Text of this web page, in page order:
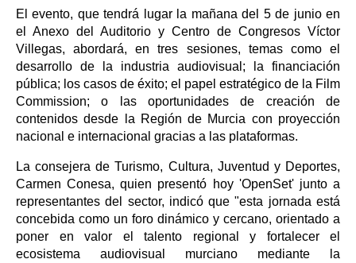
El evento, que tendrá lugar la mañana del 5 de junio en
el Anexo del Auditorio y Centro de Congresos Víctor
Villegas, abordará, en tres sesiones, temas como el
desarrollo de la industria audiovisual; la financiación
pública; los casos de éxito; el papel estratégico de la Film
Commission; o las oportunidades de creación de
contenidos desde la Región de Murcia con proyección
nacional e internacional gracias a las plataformas.
La consejera de Turismo, Cultura, Juventud y Deportes,
Carmen Conesa, quien presentó hoy 'OpenSet' junto a
representantes del sector, indicó que "esta jornada está
concebida como un foro dinámico y cercano, orientado a
poner en valor el talento regional y fortalecer el
ecosistema audiovisual murciano mediante la